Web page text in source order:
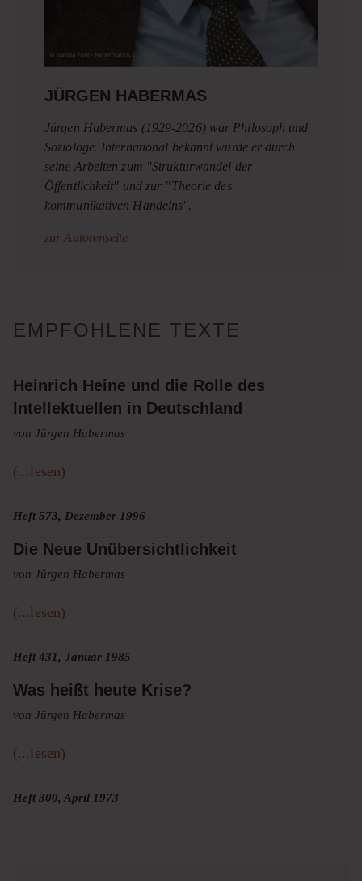
JÜRGEN HABERMAS
Jürgen Habermas (1929-2026) war Philosoph und
Soziologe. International bekannt wurde er durch
seine Arbeiten zum "Strukturwandel der
Öffentlichkeit" und zur "Theorie des
kommunikativen Handelns".
zur Autorenseite
EMPFOHLENE TEXTE
Heinrich Heine und die Rolle des
Intellektuellen in Deutschland
von Jürgen Habermas
(...lesen)
Heft 573, Dezember 1996
Die Neue Unübersichtlichkeit
von Jürgen Habermas
(...lesen)
Heft 431, Januar 1985
Was heißt heute Krise?
von Jürgen Habermas
(...lesen)
Heft 300, April 1973